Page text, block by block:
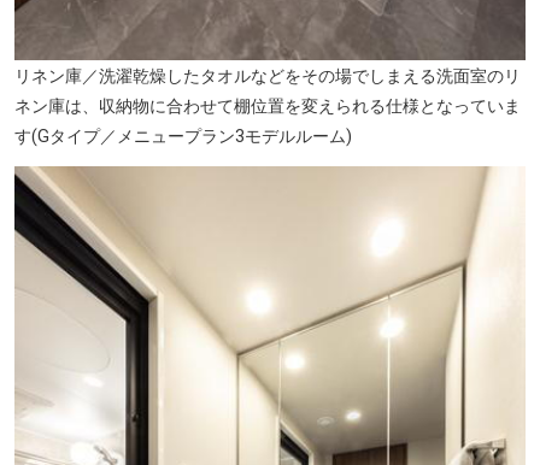
ライフあびこ店(徒歩10分・約770m)
リネン庫／洗濯乾燥したタオルなどをその場でしまえる洗面室のリ
ネン庫は、収納物に合わせて棚位置を変えられる仕様となっていま
す(Gタイプ／メニュープラン3モデルルーム)